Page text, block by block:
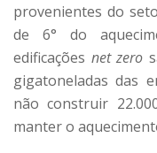
provenientes do
de 6° do
edificações net zero
gigatoneladas das
não construir
manter o